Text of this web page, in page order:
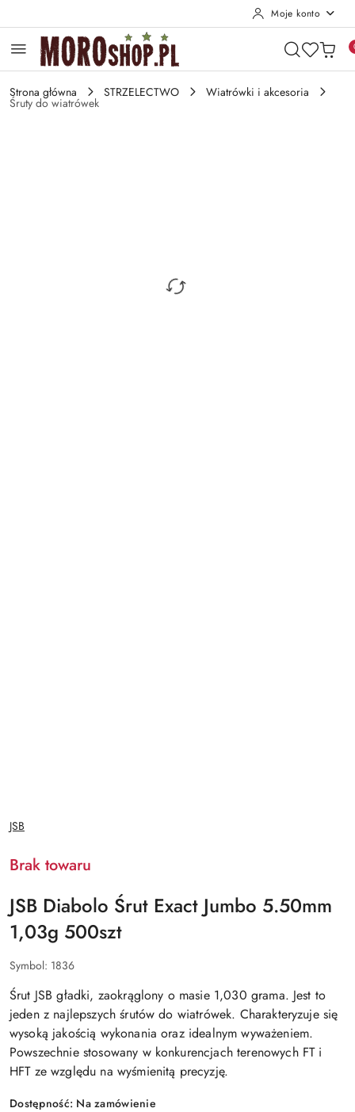
Moje konto
Strona główna STRZELECTWO Wiatrówki i akcesoria
Śruty do wiatrówek
NAZWA
PRODUCENTA:
JSB
Brak towaru
JSB Diabolo Śrut Exact Jumbo 5.50mm
1,03g 500szt
Symbol: 1836
Śrut JSB gładki, zaokrąglony o masie 1,030 grama. Jest to
jeden z najlepszych śrutów do wiatrówek. Charakteryzuje się
wysoką jakością wykonania oraz idealnym wyważeniem.
Powszechnie stosowany w konkurencjach terenowych FT i
HFT ze względu na wyśmienitą precyzję.
Dostępność: Na zamówienie